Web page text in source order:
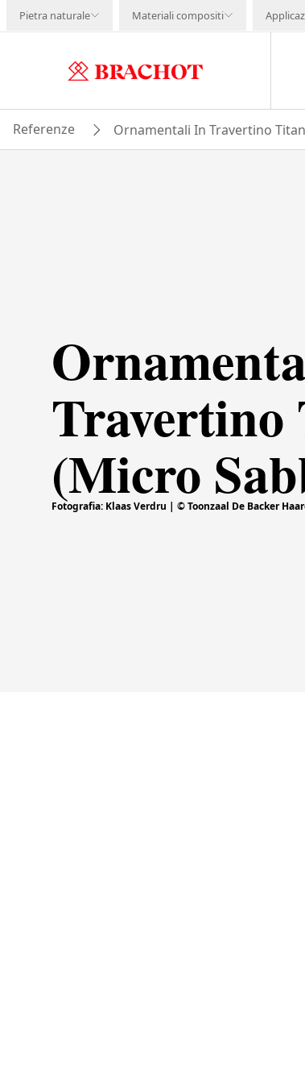
Pietra naturale Materiali compositi
Referenze Ornamentali In Travertino
(Micro
Fotografia: Klaas Verdru | © Toonzaal De Backer